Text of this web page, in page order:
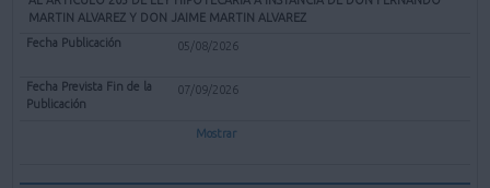
MARTIN ALVAREZ Y DON JAIME MARTIN ALVAREZ
05/08/2026
07/09/2026
Mostrar